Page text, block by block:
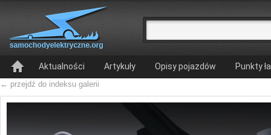
Aktualności Artykuły Opisy pojazdów Punkty
← przejdź do indeksu galerii